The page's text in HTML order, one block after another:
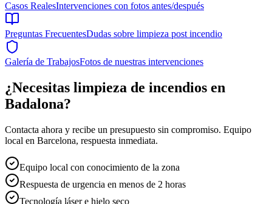
Casos RealesIntervenciones con fotos antes/después
Preguntas FrecuentesDudas sobre limpieza post incendio
Galería de TrabajosFotos de nuestras intervenciones
¿Necesitas limpieza de incendios en
Badalona?
Contacta ahora y recibe un presupuesto sin compromiso. Equipo
local en Barcelona, respuesta inmediata.
Equipo local con conocimiento de la zona
Respuesta de urgencia en menos de 2 horas
Tecnología láser e hielo seco